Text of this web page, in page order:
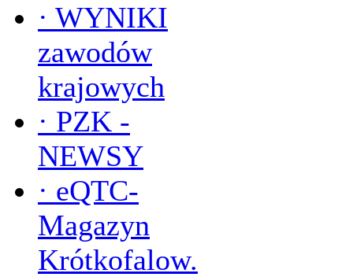
· WYNIKI
zawodów
krajowych
· PZK -
NEWSY
· eQTC-
Magazyn
Krótkofalow.